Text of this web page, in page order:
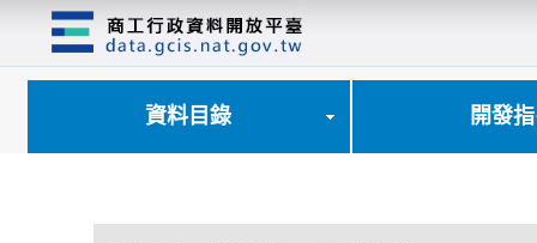
資料目錄 開發